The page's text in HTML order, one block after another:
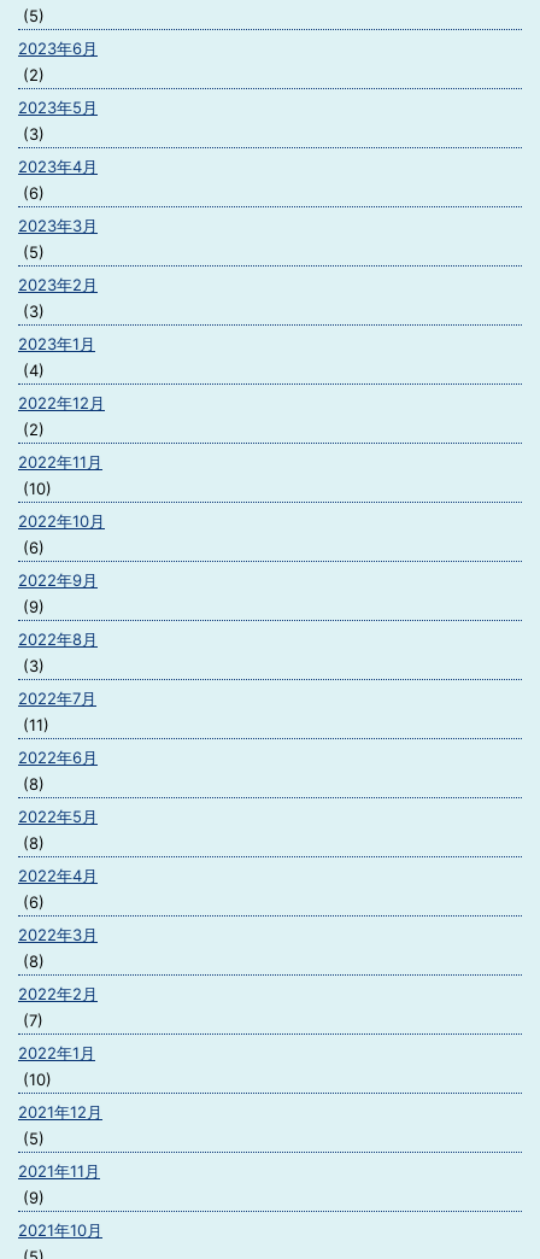
(5)
2023年6月
(2)
2023年5月
(3)
2023年4月
(6)
2023年3月
(5)
2023年2月
(3)
2023年1月
(4)
2022年12月
(2)
2022年11月
(10)
2022年10月
(6)
2022年9月
(9)
2022年8月
(3)
2022年7月
(11)
2022年6月
(8)
2022年5月
(8)
2022年4月
(6)
2022年3月
(8)
2022年2月
(7)
2022年1月
(10)
2021年12月
(5)
2021年11月
(9)
2021年10月